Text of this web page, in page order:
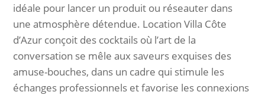
idéale pour lancer un produit ou réseauter dans
une atmosphère détendue. Location Villa Côte
d’Azur conçoit des cocktails où l’art de la
conversation se mêle aux saveurs exquises des
amuse-bouches, dans un cadre qui stimule les
échanges professionnels et favorise les connexions